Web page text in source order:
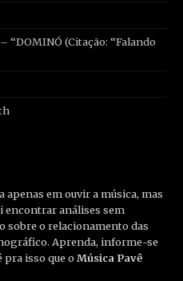
(Citação: “Falando
apenas em ouvir a música, mas
encontrar análises sem
sobre o relacionamento das
Aprenda, informe-se
isso que oMúsica Pavê